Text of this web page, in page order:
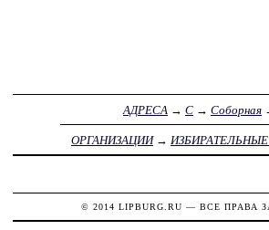
АДРЕСА → С → Соборная
ОРГАНИЗАЦИИ→
© 2014 LIPBURG.RU — ВСЕ ПРАВА